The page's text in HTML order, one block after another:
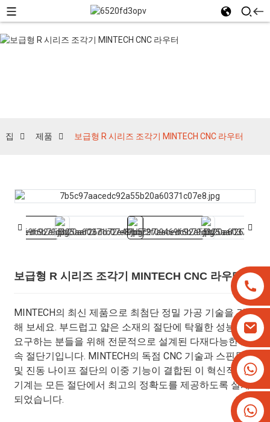
+8613825779334
+16266628193
집 제품 보급형 R 시리즈 조각기 MINTECH CNC 라우터
보급형 R 시리즈 조각기 MINTECH CNC 라우터
MINTECH의 최신 제품으로 최첨단 정밀 가공 기술을 경험
해 보세요. 부드럽고 얇은 소재의 절단에 탁월한 성능을
요구하는 분들을 위해 전문적으로 설계된 다재다능한 고
속 절단기입니다. MINTECH의 독점 CNC 기술과 스핀들
및 진동 나이프 절단의 이중 기능이 결합된 이 혁신적인
기계는 모든 절단에서 최고의 정확도를 제공하도록 설계
되었습니다.